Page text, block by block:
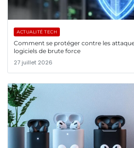
ACTUALITÉ TECH
Comment se protéger contre les
logiciels de brute force
27 juillet 2026